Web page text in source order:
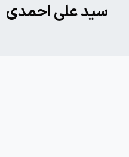
سید علی احمدی